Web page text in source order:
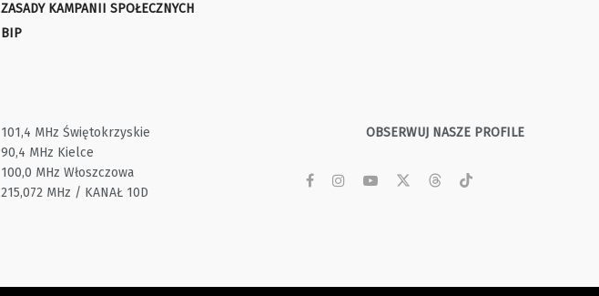
ZASADY KAMPANII SPOŁECZNYCH
BIP
101,4 MHz Świętokrzyskie
90,4 MHz Kielce
100,0 MHz Włoszczowa
215,072 MHz / KANAŁ 10D
OBSERWUJ NASZE PROFILE